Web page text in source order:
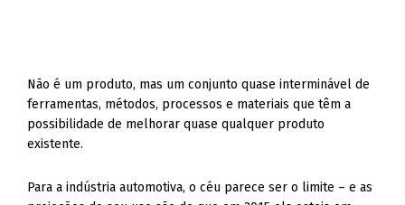
Não é um produto, mas um conjunto quase interminável de
ferramentas, métodos, processos e materiais que têm a
possibilidade de melhorar quase qualquer produto
existente.
Para a indústria automotiva, o céu parece ser o limite – e as